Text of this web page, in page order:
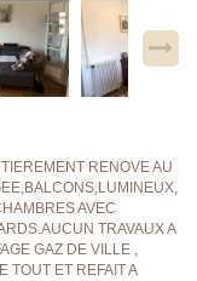
RENOVE AU
AVEC
TRAVAUX A
GAZ DE VILLE ,
TOUT ET REFAIT A